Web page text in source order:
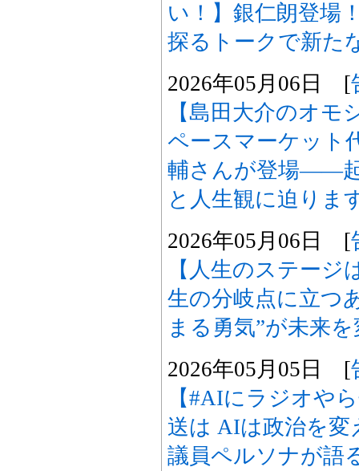
い！】銀仁朗登場
探るトークで新た
2026年05月06日 [
【島田大介のオモ
ペースマーケット
輔さんが登場――
と人生観に迫りま
2026年05月06日 [
【人生のステー
生の分岐点に立
まる勇気”が未来
2026年05月05日 [
【#AIにラジオや
送は AIは政治を変
議員ペルソナが語